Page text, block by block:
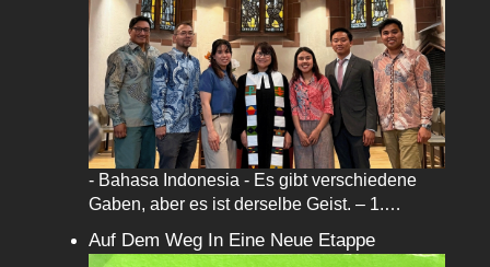
- Bahasa Indonesia - Es gibt verschiedene
Gaben, aber es ist derselbe Geist. – 1.…
Auf Dem Weg In Eine Neue Etappe